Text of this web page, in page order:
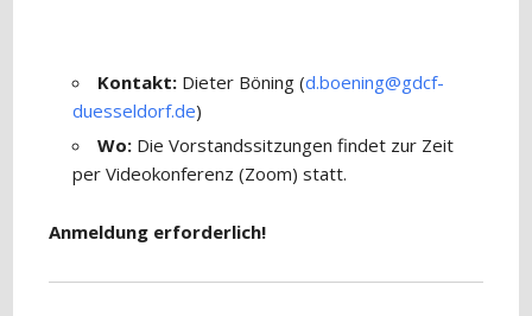
Kontakt: Dieter Böning (d.boening@gdcf-
duesseldorf.de)
Wo: Die Vorstandssitzungen findet zur Zeit
per Videokonferenz (Zoom) statt.
Anmeldung erforderlich!